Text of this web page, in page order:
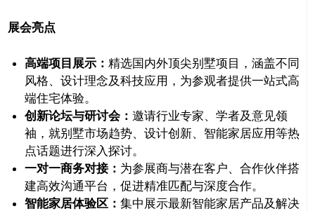
展会亮点
高端项目展示： 精选国内外顶尖别墅项目，涵盖不同
风格、设计理念及科技应用，为参观者提供一站式高
端住宅体验。
创新论坛与研讨会： 邀请行业专家、学者及意见领
袖，就别墅市场趋势、设计创新、智能家居应用等热
点话题进行深入探讨。
一对一商务对接： 为参展商与潜在客户、合作伙伴搭
建高效沟通平台，促进精准匹配与深度合作。
智能家居体验区： 集中展示最新智能家居产品及解决